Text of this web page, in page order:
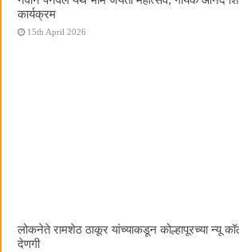
कार्यक्रम
15th April 2026
लोकनेते रामशेठ ठाकूर यांच्याकडून कोल्हापूरच्या न्यू
देणगी